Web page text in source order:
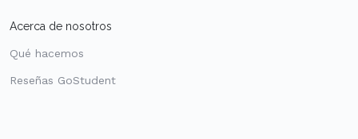
Acerca de nosotros
Qué hacemos
Reseñas GoStudent